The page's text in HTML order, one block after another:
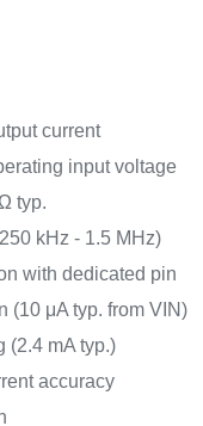
current
input voltage
typ.
kHz - 1.5 MHz)
with dedicated pin
(10 μA typ. from VIN)
(2.4 mA typ.)
accuracy